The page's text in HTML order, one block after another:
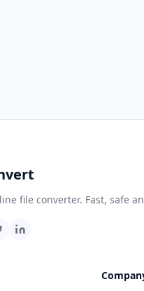
file converter. Fast, safe